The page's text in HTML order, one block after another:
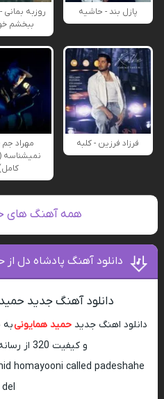
پازل بند - حاشیه
روزبه بمانی
ببخشم
فرزاد فرزین - کلبه
مهراد جم
همه آهنگ های
دانلود آهنگ پادشاه دل
دانلود آهنگ جدید
دانلود اهنگ جدید حمید همایونیبه
و کیفیت 320 از رسانه ی
homayooni called padeshahe
del